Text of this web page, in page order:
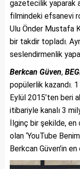
gazetecilik yaparak
filmindeki efsanevi
Ulu Önder Mustafa
bir takdir topladı.
seslendirmenlik
Berkcan Güven,
popülerlik kazandı. 1
Eylül 2015’ten beri
itibariyle kanalı 3
İlginç bir şekilde, en
olan ‘YouTube
Berkcan Güven’in